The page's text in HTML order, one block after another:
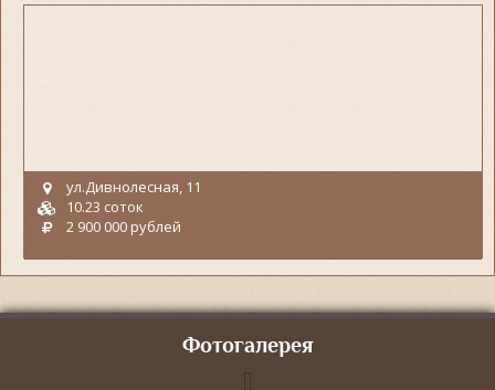
ул.Дивнолесная, 11
10.23 соток
2 900 000 рублей
Фотогалерея